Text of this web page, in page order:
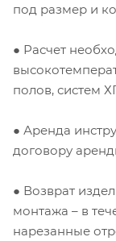
под размер и
● Расчет
полов, систем
● Аренда
договору
● Возврат
монтажа – в
нарезанные